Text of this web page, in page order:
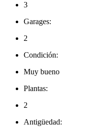
3
Garages:
2
Condición:
Muy bueno
Plantas:
2
Antigüedad: